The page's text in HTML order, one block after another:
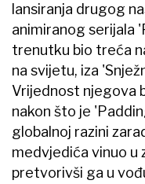
lansiranja drugog
animiranog serijala
trenutku bio treća
na svijetu, iza
Vrijednost njegova
nakon što je
globalnoj razini
medvjedića vinuo u
pretvorivši ga u